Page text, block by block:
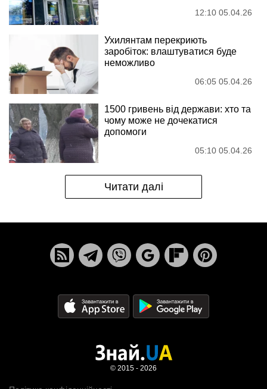
12:10 05.04.26
Ухилянтам перекриють
заробіток: влаштуватися буде
неможливо
06:05 05.04.26
1500 гривень від держави: хто та
чому може не дочекатися
допомоги
05:10 05.04.26
Читати далі
© 2015 - 2026